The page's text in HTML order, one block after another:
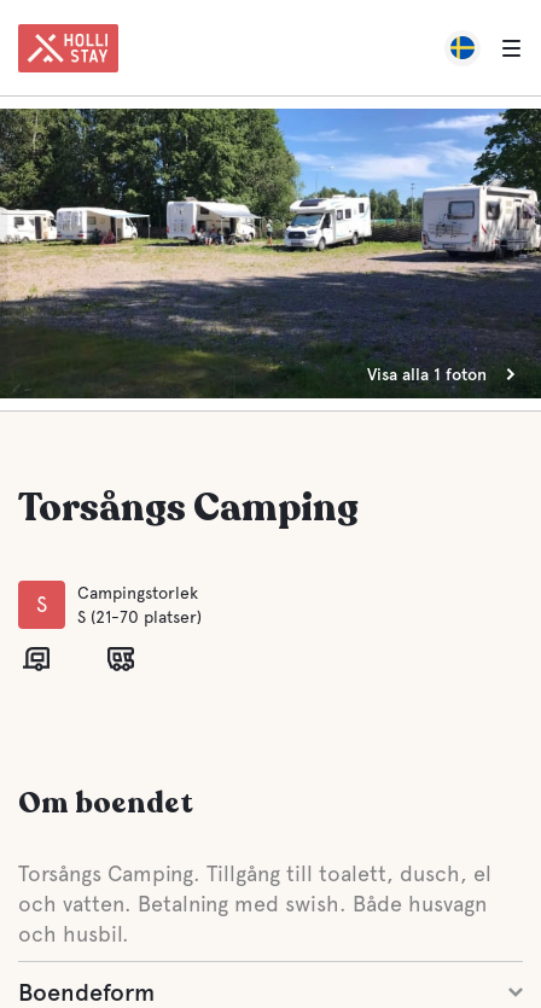
Visa alla 1 foton
Torsångs Camping
S
Campingstorlek
S (21-70 platser)
Om boendet
Torsångs Camping. Tillgång till toalett, dusch, el
och vatten. Betalning med swish. Både husvagn
och husbil.
Boendeform